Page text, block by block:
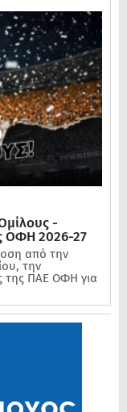
-
ΟΦΗ 2026-27
από την
την
της ΠΑΕ ΟΦΗ για